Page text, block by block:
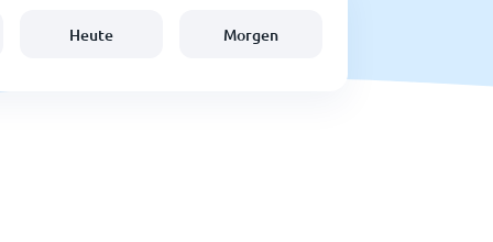
Heute Morgen